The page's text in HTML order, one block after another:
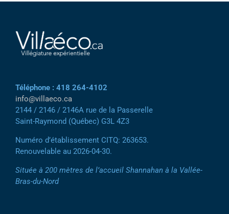
Téléphone : 418 264-4102
info@villaeco.ca
2144 / 2146 / 2146A rue de la Passerelle
Saint-Raymond (Québec) G3L 4Z3
Numéro d’établissement CITQ: 263653.
Renouvelable au 2026-04-30.
Située à 200 mètres de l’accueil Shannahan à la Vallée-
Bras-du-Nord